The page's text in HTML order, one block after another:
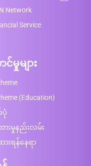
Network
Service
မှုများ
(Education)
ပုံ
ားမှုနည်းလမ်း
းရန်နေရာ